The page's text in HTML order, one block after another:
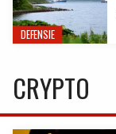
DEFENSIE
CRYPTO